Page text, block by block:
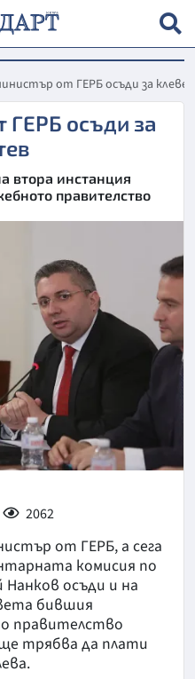
от ГЕРБ осъди за
ГЕРБ осъди за
втора инстанция
правителство
2062
от ГЕРБ, а сега
комисия по
осъди и на
бившия
правителство
трябва да плати